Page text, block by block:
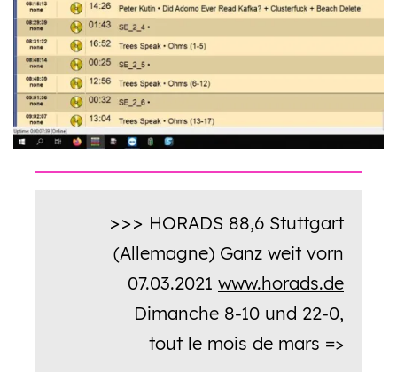
>>> HORADS 88,6 Stuttgart
(Allemagne) Ganz weit vorn
07.03.2021 www.horads.de
Dimanche 8-10 und 22-0,
tout le mois de mars =>